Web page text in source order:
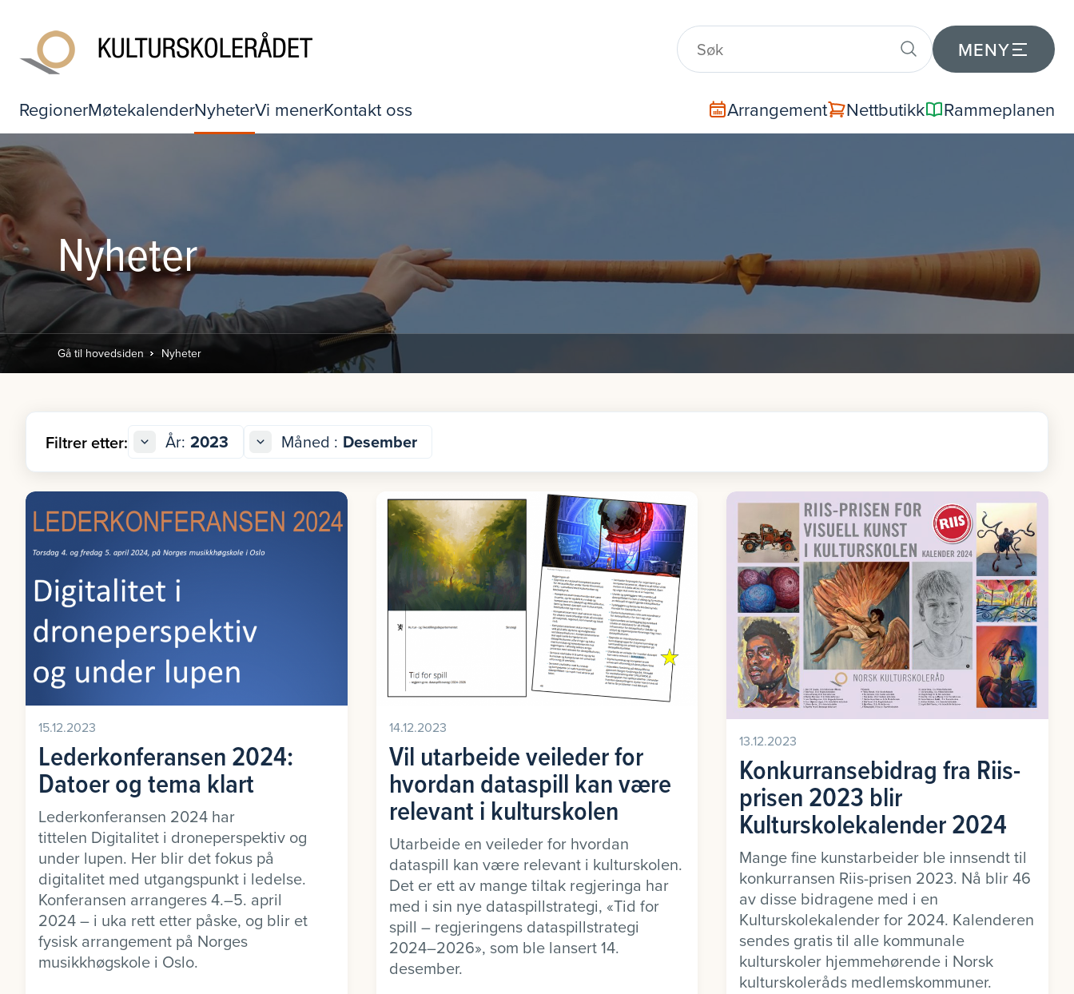
MENY
RegionerMøtekalenderNyheterVi menerKontakt oss Arrangement Nettbutikk Rammeplanen
Nyheter
Gå til hovedsiden Nyheter
Filtrer etter: År: 2023 Måned : Desember
15.12.2023
Lederkonferansen 2024:
Datoer og tema klart
Lederkonferansen 2024 har
tittelen Digitalitet i droneperspektiv og
under lupen. Her blir det fokus på
digitalitet med utgangspunkt i ledelse.
Konferansen arrangeres 4.–5. april
2024 – i uka rett etter påske, og blir et
fysisk arrangement på Norges
musikkhøgskole i Oslo.
14.12.2023
Vil utarbeide veileder for
hvordan dataspill kan være
relevant i kulturskolen
Utarbeide en veileder for hvordan
dataspill kan være relevant i kulturskolen.
Det er ett av mange tiltak regjeringa har
med i sin nye dataspillstrategi, «Tid for
spill – regjeringens dataspillstrategi
2024–2026», som ble lansert 14.
desember.
13.12.2023
Konkurransebidrag fra Riis-
prisen 2023 blir
Kulturskolekalender 2024
Mange fine kunstarbeider ble innsendt til
konkurransen Riis-prisen 2023. Nå blir 46
av disse bidragene med i en
Kulturskolekalender for 2024. Kalenderen
sendes gratis til alle kommunale
kulturskoler hjemmehørende i Norsk
kulturskoleråds medlemskommuner.